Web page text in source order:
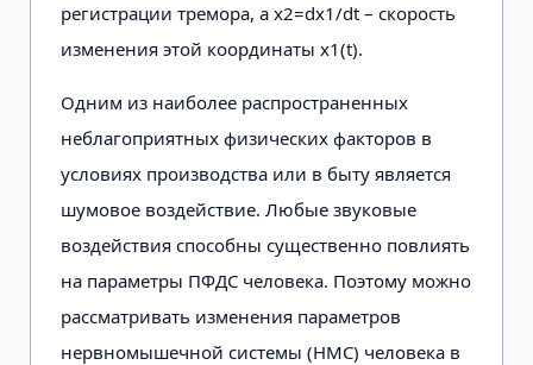
регистрации тремора, а x2=dx1/dt – скорость
изменения этой координаты x1(t).
Одним из наиболее распространен­ных
неблагоприятных физических фак­торов в
условиях производства или в быту является
шумовое воздействие. Любые звуковые
воздействия способны существенно повлиять
на параметры ПФДС человека. Поэтому можно
рассматривать изменения параметров
нервномышечной системы (НМС) человека в